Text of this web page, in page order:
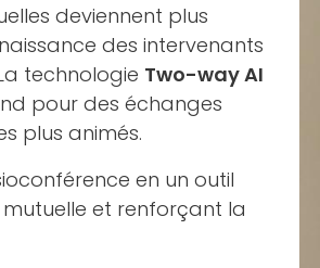
deviennent plus
des intervenants
technologie Two-way AI
pour des échanges
plus animés.
en un outil
et renforçant la